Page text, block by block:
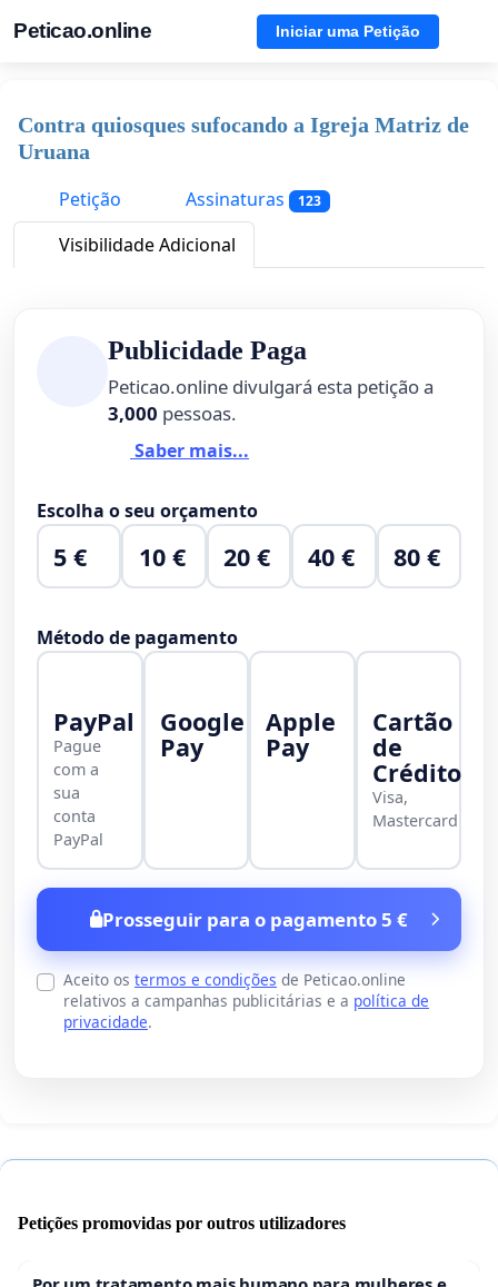
Peticao.online Iniciar uma Petição
Contra quiosques sufocando a Igreja Matriz de
Uruana
Petição
Assinaturas 123
Visibilidade Adicional
Publicidade Paga
Peticao.online divulgará esta petição a
3,000 pessoas.
Saber mais...
Escolha o seu orçamento
5 € 10 € 20 € 40 € 80 €
Método de pagamento
PayPal
Pague
com a
sua
conta
PayPal
Google
Pay
Apple
Pay
Cartão
de
Crédito
Visa,
Mastercard
Prosseguir para o pagamento 5 €
Aceito os termos e condições de Peticao.online
relativos a campanhas publicitárias e a política de
privacidade.
Petições promovidas por outros utilizadores